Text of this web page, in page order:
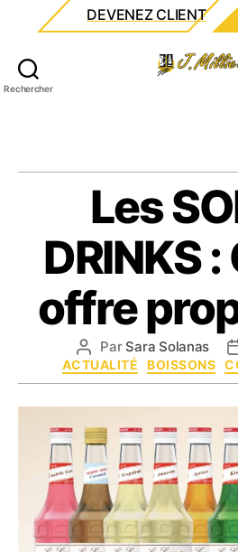
DEVENEZ CLIENT
Rechercher
Les
DRINKS
offre
Auteur
de
l’article
Par Sara Solanas
ACTUALITÉ BOISSONS